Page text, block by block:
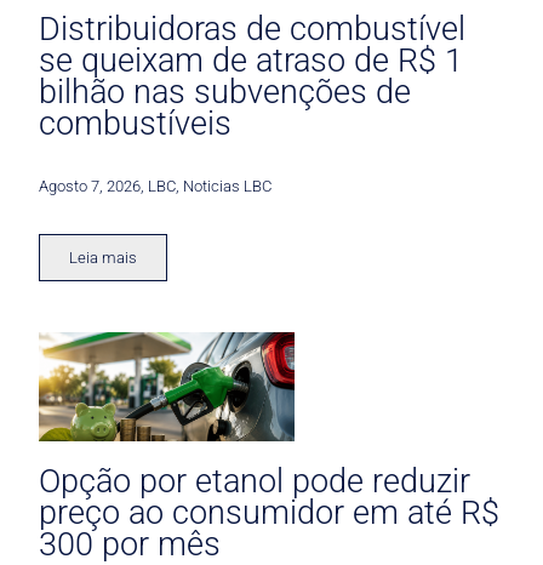
Distribuidoras de combustível
se queixam de atraso de R$ 1
bilhão nas subvenções de
combustíveis
Agosto 7, 2026 LBC Noticias LBC
Leia mais
Opção por etanol pode reduzir
preço ao consumidor em até R$
300 por mês